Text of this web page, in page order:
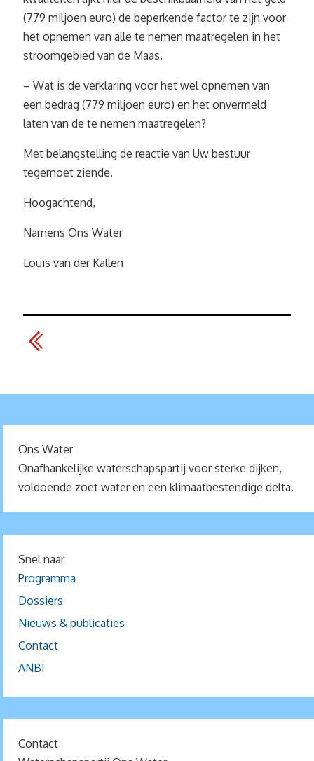
(779 miljoen euro) de beperkende factor te zijn voor
het opnemen van alle te nemen maatregelen in het
stroomgebied van de Maas.
– Wat is de verklaring voor het wel opnemen van
een bedrag (779 miljoen euro) en het onvermeld
laten van de te nemen maatregelen?
Met belangstelling de reactie van Uw bestuur
tegemoet ziende.
Hoogachtend,
Namens Ons Water
Louis van der Kallen
Ons Water
Onafhankelijke waterschapspartij voor sterke dijken,
voldoende zoet water en een klimaatbestendige delta.
Snel naar
Programma
Dossiers
Nieuws & publicaties
Contact
ANBI
Contact